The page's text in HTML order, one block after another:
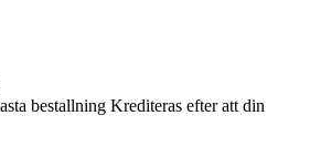
bestallning Krediteras efter att din